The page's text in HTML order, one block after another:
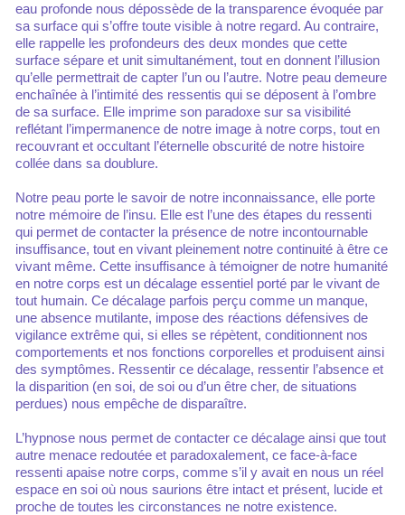
eau profonde nous dépossède de la transparence évoquée par
sa surface qui s’offre toute visible à notre regard. Au contraire,
elle rappelle les profondeurs des deux mondes que cette
surface sépare et unit simultanément, tout en donnent l’illusion
qu’elle permettrait de capter l’un ou l’autre. Notre peau demeure
enchaînée à l’intimité des ressentis qui se déposent à l’ombre
de sa surface. Elle imprime son paradoxe sur sa visibilité
reflétant l’impermanence de notre image à notre corps, tout en
recouvrant et occultant l’éternelle obscurité de notre histoire
collée dans sa doublure.
Notre peau porte le savoir de notre inconnaissance, elle porte
notre mémoire de l’insu. Elle est l’une des étapes du ressenti
qui permet de contacter la présence de notre incontournable
insuffisance, tout en vivant pleinement notre continuité à être ce
vivant même. Cette insuffisance à témoigner de notre humanité
en notre corps est un décalage essentiel porté par le vivant de
tout humain. Ce décalage parfois perçu comme un manque,
une absence mutilante, impose des réactions défensives de
vigilance extrême qui, si elles se répètent, conditionnent nos
comportements et nos fonctions corporelles et produisent ainsi
des symptômes. Ressentir ce décalage, ressentir l’absence et
la disparition (en soi, de soi ou d’un être cher, de situations
perdues) nous empêche de disparaître.
L’hypnose nous permet de contacter ce décalage ainsi que tout
autre menace redoutée et paradoxalement, ce face-à-face
ressenti apaise notre corps, comme s’il y avait en nous un réel
espace en soi où nous saurions être intact et présent, lucide et
proche de toutes les circonstances ne notre existence.